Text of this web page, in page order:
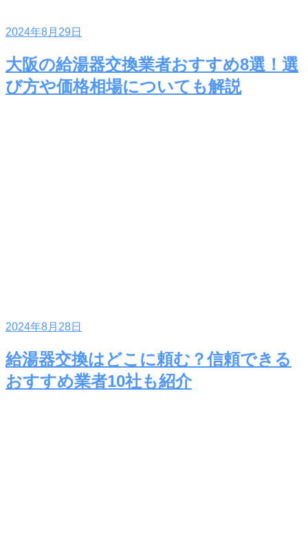
2024年8月29日
大阪の給湯器交換業者おすすめ8選！選
び方や価格相場についても解説
2024年8月28日
給湯器交換はどこに頼む？信頼できる
おすすめ業者10社も紹介